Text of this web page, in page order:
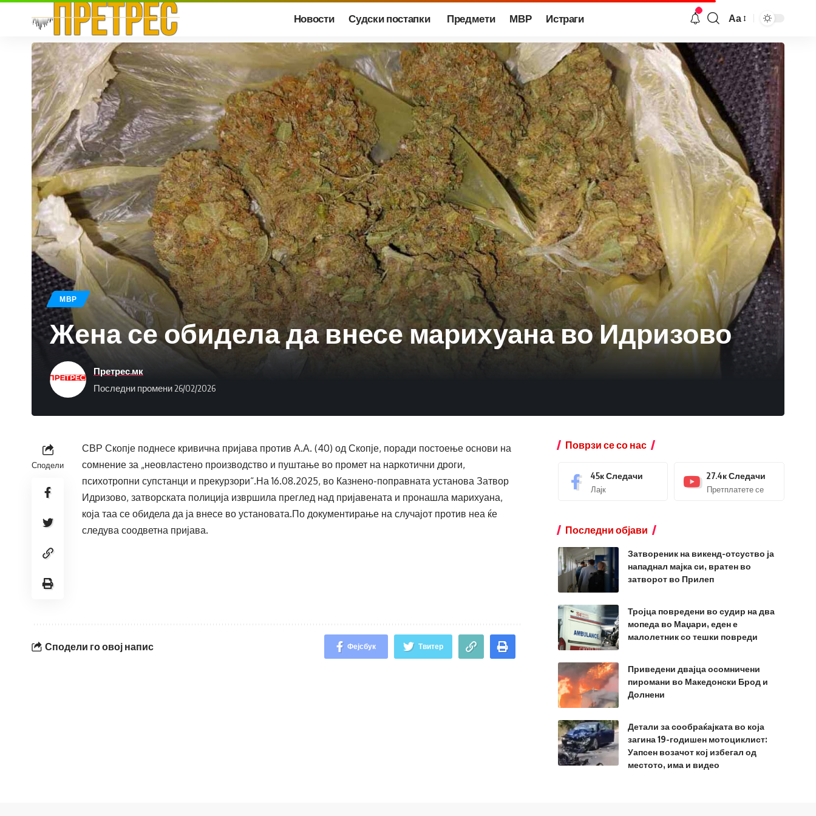
Новости Судски постапки Предмети МВР Истраги Аа
МВР
Жена се обидела да внесе марихуана во Идризово
Последни промени 26/02/2026
Претрес.мк
Сподели
СВР Скопје поднесе кривична пријава против А.А. (40) од Скопје, поради постоење основи на
сомнение за „неовластено производство и пуштање во промет на наркотични дроги,
психотропни супстанци и прекурзори“.На 16.08.2025, во Казнено-поправната установа Затвор
Идризово, затворската полиција извршила преглед над пријавената и пронашла марихуана,
која таа се обидела да ја внесе во установата.По документирање на случајот против неа ќе
следува соодветна пријава.
Сподели го овој напис Фејсбук Твитер
Поврзи се со нас
45кСледачи
Лајк
27.4кСледачи
Претплатете се
Последни објави
Затвореник на викенд-отсуство ја
нападнал мајка си, вратен во
затворот во Прилеп
Тројца повредени во судир на два
мопеда во Маџари, еден е
малолетник со тешки повреди
Приведени двајца осомничени
пиромани во Македонски Брод и
Долнени
Детали за сообраќајката во која
загина 19-годишен мотоциклист:
Уапсен возачот кој избегал од
местото, има и видео